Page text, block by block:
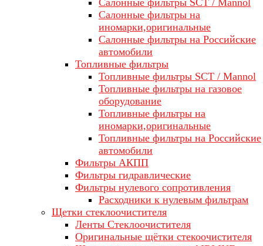
Салонные фильтры SCT / Mannol
Салонные фильтры на
иномарки,оригинальные
Салонные фильтры на Российские
автомобили
Топливные фильтры
Топливные фильтры SCT / Mannol
Топливные фильтры на газовое
оборудование
Топливные фильтры на
иномарки,оригинальные
Топливные фильтры на Российские
автомобили
Фильтры АКПП
Фильтры гидравлические
Фильтры нулевого сопротивления
Расходники к нулевым фильтрам
Щетки стеклоочистителя
Ленты Стеклоочистителя
Оригинальные щётки стекоочистителя